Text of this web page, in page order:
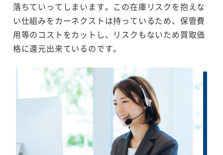
落ちていってしまいます。この在庫リスクを抱えな
い仕組みをカーネクストは持っているため、保管費
用等のコストをカットし、リスクもないため買取価
格に還元出来ているのです。